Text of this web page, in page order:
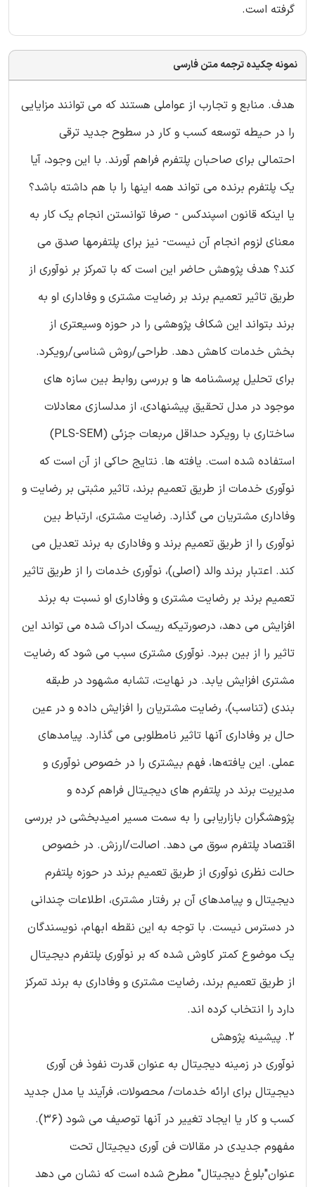
گرفته است.
نمونه چکیده ترجمه متن فارسی
هدف. منابع و تجارب از عواملی هستند که می توانند مزایایی
را در حیطه توسعه کسب و کار در سطوح جدید ترقی
احتمالی برای صاحبان پلتفرم فراهم آورند. با این وجود، آیا
یک پلتفرم برنده می تواند همه اینها را با هم داشته باشد؟
یا اینکه قانون اسپندکس - صرفا توانستن انجام یک کار به
معنای لزوم انجام آن نیست- نیز برای پلتفرمها صدق می
کند؟ هدف پژوهش حاضر این است که با تمرکز بر نوآوری از
طریق تاثیر تعمیم برند بر رضایت مشتری و وفاداری او به
برند بتواند این شکاف پژوهشی را در حوزه وسیعتری از
بخش خدمات کاهش دهد. طراحی/روش شناسی/رویکرد.
برای تحلیل پرسشنامه ها و بررسی روابط بین سازه های
موجود در مدل تحقیق پیشنهادی، از مدلسازی معادلات
ساختاری با رویکرد حداقل مربعات جزئی (PLS-SEM)
استفاده شده است. یافته ها. نتایج حاکی از آن است که
نوآوری خدمات از طریق تعمیم برند، تاثیر مثبتی بر رضایت و
وفاداری مشتریان می گذارد. رضایت مشتری، ارتباط بین
نوآوری را از طریق تعمیم برند و وفاداری به برند تعدیل می
کند. اعتبار برند والد (اصلی)، نوآوری خدمات را از طریق تاثیر
تعمیم برند بر رضایت مشتری و وفاداری او نسبت به برند
افزایش می دهد، درصورتیکه ریسک ادراک شده می تواند این
تاثیر را از بین ببرد. نوآوری مشتری سبب می شود که رضایت
مشتری افزایش یابد. در نهایت، تشابه مشهود در طبقه
بندی (تناسب)، رضایت مشتریان را افزایش داده و در عین
حال بر وفاداری آنها تاثیر نامطلوبی می گذارد. پیامدهای
عملی. این یافته‌ها، فهم بیشتری را در خصوص نوآوری و
مدیریت برند در پلتفرم های دیجیتال فراهم کرده و
پژوهشگران بازاریابی را به سمت مسیر امیدبخشی در بررسی
اقتصاد پلتفرم سوق می دهد. اصالت/ارزش. در خصوص
حالت نظری نوآوری از طریق تعمیم برند در حوزه پلتفرم
دیجیتال و پیامدهای آن بر رفتار مشتری، اطلاعات چندانی
در دسترس نیست. با توجه به این نقطه ابهام، نویسندگان
یک موضوع کمتر کاوش شده که بر نوآوری پلتفرم دیجیتال
از طریق تعمیم برند، رضایت مشتری و وفاداری به برند تمرکز
دارد را انتخاب کرده اند.
2. پیشینه پژوهش
نوآوری در زمینه دیجیتال به عنوان قدرت نفوذ فن آوری
دیجیتال برای ارائه خدمات/ محصولات، فرآیند یا مدل جدید
کسب و کار یا ایجاد تغییر در آنها توصیف می شود (36).
مفهوم جدیدی در مقالات فن آوری دیجیتال تحت
عنوان"بلوغ دیجیتال" مطرح شده است که نشان می دهد